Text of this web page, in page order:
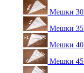
Мешки 30
Мешки 35
Мешки 40
Мешки 45